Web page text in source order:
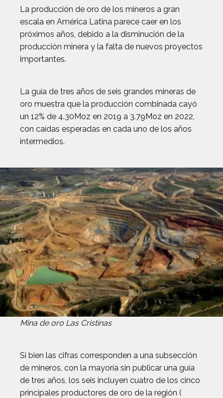
La producción de oro de los mineros a gran
escala en América Latina parece caer en los
próximos años, debido a la disminución de la
producción minera y la falta de nuevos proyectos
importantes.
La guía de tres años de seis grandes mineras de
oro muestra que la producción combinada cayó
un 12% de 4.30Moz en 2019 a 3.79Moz en 2022,
con caídas esperadas en cada uno de los años
intermedios.
Mina de oro Las Cristinas
Si bien las cifras corresponden a una subsección
de mineros, con la mayoría sin publicar una guía
de tres años, los seis incluyen cuatro de los cinco
principales productores de oro de la región (